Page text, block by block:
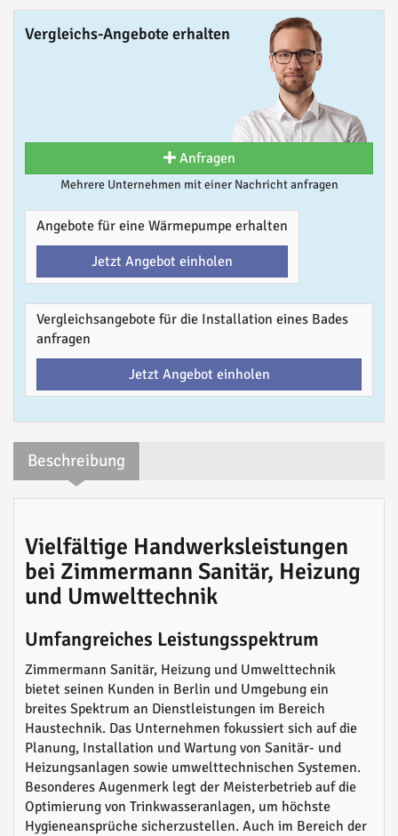
Vergleichs-Angebote erhalten
Anfragen
Mehrere Unternehmen mit einer Nachricht anfragen
Angebote für eine Wärmepumpe erhalten
Jetzt Angebot einholen
Vergleichsangebote für die Installation eines Bades
anfragen
Jetzt Angebot einholen
Beschreibung
Vielfältige Handwerksleistungen
bei Zimmermann Sanitär, Heizung
und Umwelttechnik
Umfangreiches Leistungsspektrum
Zimmermann Sanitär, Heizung und Umwelttechnik
bietet seinen Kunden in Berlin und Umgebung ein
breites Spektrum an Dienstleistungen im Bereich
Haustechnik. Das Unternehmen fokussiert sich auf die
Planung, Installation und Wartung von Sanitär- und
Heizungsanlagen sowie umwelttechnischen Systemen.
Besonderes Augenmerk legt der Meisterbetrieb auf die
Optimierung von Trinkwasseranlagen, um höchste
Hygieneansprüche sicherzustellen. Auch im Bereich der